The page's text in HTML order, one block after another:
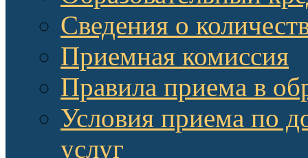
Сведения о
Приемная комиссия
Правила приема в
Условия приема по
услуг